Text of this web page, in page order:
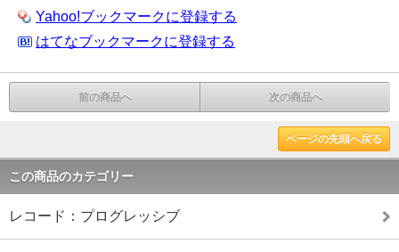
Yahoo!ブックマークに登録する
はてなブックマークに登録する
前の商品へ 次の商品へ
ページの先頭へ戻る
この商品のカテゴリー
レコード：プログレッシブ